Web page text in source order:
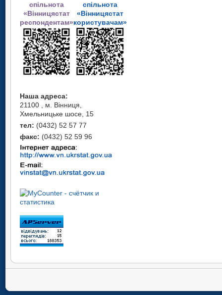
спільнота
«Вінницястат
респондентам»
спільнота
«Вінницястат
користувачам»
Наша адреса:
21100 , м. Вінниця,
Хмельницьке шосе, 15
тел: (0432) 52 57 77
факс: (0432) 52 59 96